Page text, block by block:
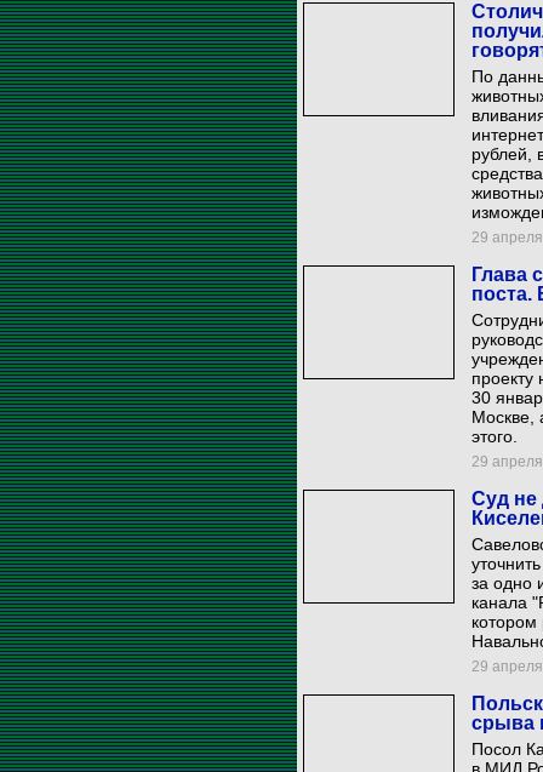
По
рублей,
29
Глава
поста.
проекту
30
Москве,
этого.
29
Суд не
за одно
канала
котором
29
срыва
Посол